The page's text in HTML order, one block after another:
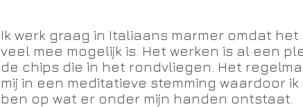
Ik werk graag in Italiaans marmer omdat
veel mee mogelijk is. Het werken is al een
de chips die in het rondvliegen. Het
mij in een meditatieve stemming waardoor
ben op wat er onder mijn handen ontstaat.